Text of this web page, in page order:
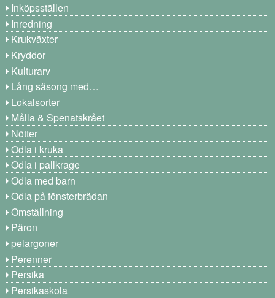
Inköpsställen
Inredning
Krukväxter
Kryddor
Kulturarv
Lång säsong med…
Lokalsorter
Målla & Spenatskrået
Nötter
Odla i kruka
Odla i pallkrage
Odla med barn
Odla på fönsterbrädan
Omställning
Päron
pelargoner
Perenner
Persika
Persikaskola